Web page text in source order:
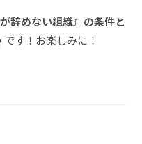
辞めない組織』の条件と
です！お楽しみに！